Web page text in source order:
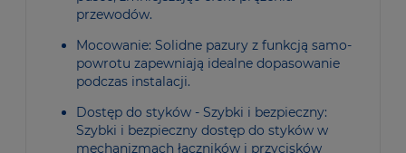
przewodów.
Mocowanie: Solidne pazury z funkcją samo-
powrotu zapewniają idealne dopasowanie
podczas instalacji.
Dostęp do styków - Szybki i bezpieczny:
Szybki i bezpieczny dostęp do styków w
mechanizmach łączników i przycisków